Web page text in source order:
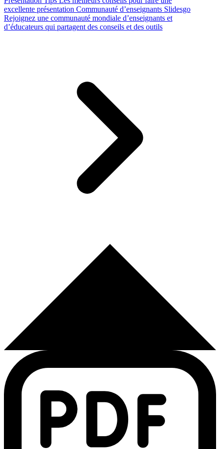
excellente présentation Communauté d’enseignants Slidesgo
Rejoignez une communauté mondiale d’enseignants et
d’éducateurs qui partagent des conseils et des outils